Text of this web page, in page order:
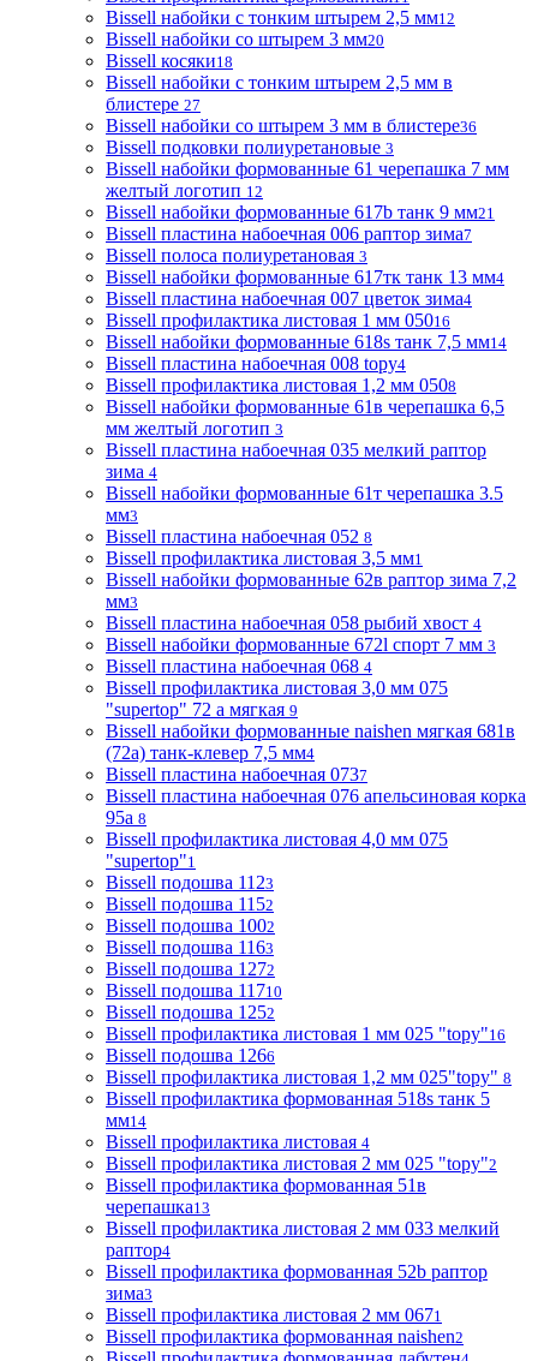
Bissell набойки с тонким штырем 2,5 мм12
Bissell набойки со штырем 3 мм20
Bissell косяки18
Bissell набойки с тонким штырем 2,5 мм в
блистере 27
Bissell набойки со штырем 3 мм в блистере36
Bissell подковки полиуретановые 3
Bissell набойки формованные 61 черепашка 7 мм
желтый логотип 12
Bissell набойки формованные 617b танк 9 мм21
Bissell пластина набоечная 006 раптор зима7
Bissell полоса полиуретановая 3
Bissell набойки формованные 617тк танк 13 мм4
Bissell пластина набоечная 007 цветок зима4
Bissell профилактика листовая 1 мм 05016
Bissell набойки формованные 618s танк 7,5 мм14
Bissell пластина набоечная 008 topy4
Bissell профилактика листовая 1,2 мм 0508
Bissell набойки формованные 61в черепашка 6,5
мм желтый логотип 3
Bissell пластина набоечная 035 мелкий раптор
зима 4
Bissell набойки формованные 61т черепашка 3.5
мм3
Bissell пластина набоечная 052 8
Bissell профилактика листовая 3,5 мм1
Bissell набойки формованные 62в раптор зима 7,2
мм3
Bissell пластина набоечная 058 рыбий хвост 4
Bissell набойки формованные 672l спорт 7 мм 3
Bissell пластина набоечная 068 4
Bissell профилактика листовая 3,0 мм 075
"supertop" 72 а мягкая 9
Bissell набойки формованные naishen мягкая 681в
(72a) танк-клевер 7,5 мм4
Bissell пластина набоечная 0737
Bissell пластина набоечная 076 апельсиновая корка
95а 8
Bissell профилактика листовая 4,0 мм 075
"supertop"1
Bissell подошва 1123
Bissell подошва 1152
Bissell подошва 1002
Bissell подошва 1163
Bissell подошва 1272
Bissell подошва 11710
Bissell подошва 1252
Bissell профилактика листовая 1 мм 025 "topy"16
Bissell подошва 1266
Bissell профилактика листовая 1,2 мм 025"topy" 8
Bissell профилактика формованная 518s танк 5
мм14
Bissell профилактика листовая 4
Bissell профилактика листовая 2 мм 025 "topy"2
Bissell профилактика формованная 51в
черепашка13
Bissell профилактика листовая 2 мм 033 мелкий
раптор4
Bissell профилактика формованная 52b раптор
зима3
Bissell профилактика листовая 2 мм 0671
Bissell профилактика формованная naishen2